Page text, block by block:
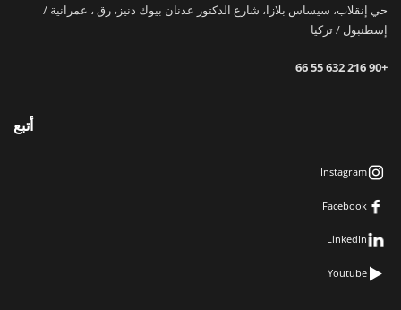
حي إنقلاب، سيساس بلازا، شارع الدكتور عدنان بيوك دنيز، رق ، عمرانية /
إسطنبول / تركيا
+90 216 632 55 66
أتبع
Instagram
Facebook
LinkedIn
Youtube